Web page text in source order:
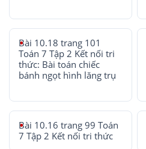
Bài 10.18 trang 101
Toán 7 Tập 2 Kết nối tri
thức: Bài toán chiếc
bánh ngọt hình lăng trụ
Bài 10.16 trang 99 Toán
7 Tập 2 Kết nối tri thức